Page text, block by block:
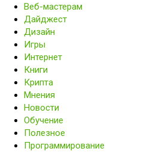
Веб-мастерам
Дайджест
Дизайн
Игры
Интернет
Книги
Крипта
Мнения
Новости
Обучение
Полезное
Программирование